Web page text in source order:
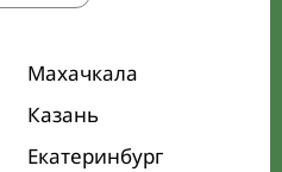
Махачкала
Казань
Екатеринбург